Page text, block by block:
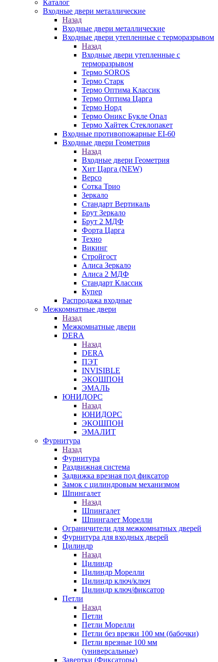
Каталог
Входные двери металлические
Назад
Входные двери металлические
Входные двери утепленные с терморазрывом
Назад
Входные двери утепленные с
терморазрывом
Термо SOROS
Термо Старк
Термо Оптима Классик
Термо Оптима Царга
Термо Норд
Термо Оникс Букле Опал
Термо Хайтек Стеклопакет
Входные противопожарные EI-60
Входные двери Геометрия
Назад
Входные двери Геометрия
Хит Царга (NEW)
Версо
Сотка Трио
Зеркало
Стандарт Вертикаль
Брут Зеркало
Брут 2 МДФ
Форта Царга
Техно
Викинг
Стройгост
Алиса Зеркало
Алиса 2 МДФ
Стандарт Классик
Купер
Распродажа входные
Межкомнатные двери
Назад
Межкомнатные двери
DERA
Назад
DERA
ПЭТ
INVISIBLE
ЭКОШПОН
ЭМАЛЬ
ЮНИДОРС
Назад
ЮНИДОРС
ЭКОШПОН
ЭМАЛИТ
Фурнитура
Назад
Фурнитура
Раздвижная система
Задвижка врезная под фиксатор
Замок с цилиндровым механизмом
Шпингалет
Назад
Шпингалет
Шпингалет Морелли
Ограничители для межкомнатных дверей
Фурнитура для входных дверей
Цилиндр
Назад
Цилиндр
Цилиндр Морелли
Цилиндр ключ/ключ
Цилиндр ключ/фиксатор
Петли
Назад
Петли
Петли Морелли
Петли без врезки 100 мм (бабочки)
Петли врезные 100 мм
(универсальные)
Завертки (Фиксаторы)